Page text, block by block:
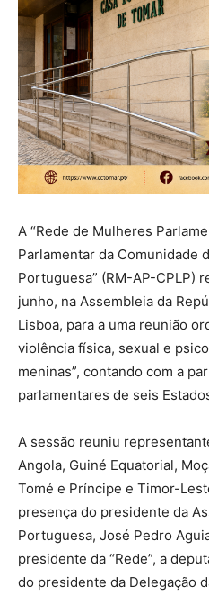
A “Rede de Mulheres
Parlamentar da Comunidade
Portuguesa” (RM-AP-CPLP)
junho, na Assembleia da
Lisboa, para a uma reunião
violência física, sexual e
meninas”, contando com a
parlamentares de seis
A sessão reuniu
Angola, Guiné Equatorial,
Tomé e Príncipe e Timor-
presença do presidente da
Portuguesa, José Pedro
presidente da “Rede”, a
do presidente da Delegação